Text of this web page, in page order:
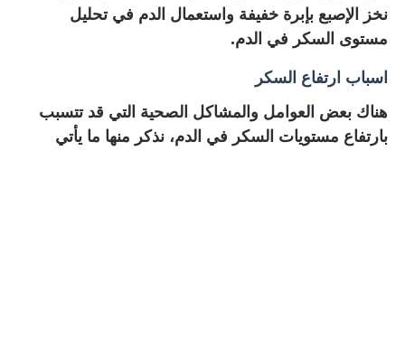
نخز الإصبع بإبرة خفيفة واستعمال الدم في تحليل
مستوى السكر في الدم.
اسباب ارتفاع السكر
هناك بعض العوامل والمشاكل الصحية التي قد تتسبب
بارتفاع مستويات السكر في الدم، نذكر منها ما يأتي